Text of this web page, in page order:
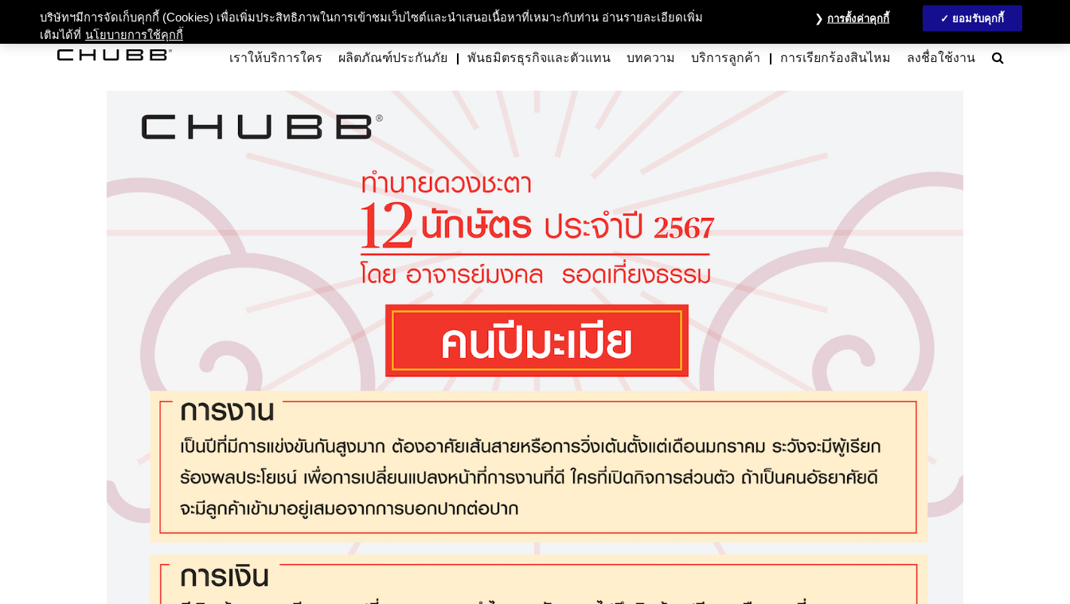
เกี่ยวกับเรา ความรับผิดชอบต่อสังคมและสิ่งแวดล้อม สนใจร่วมงาน ศูนย์สื่อมวลชน MyAccount English
เราให้บริการใคร ผลิตภัณฑ์ประกันภัย พันธมิตรธุรกิจและตัวแทน บทความ บริการลูกค้า การเรียกร้องสินไหม ลงชื่อใช้งาน Search
บริษัทฯมีการจัดเก็บคุกกี้ (Cookies) เพื่อเพิ่มประสิทธิภาพในการเข้าชมเว็บไซต์และนำเสนอเนื้อหาที่เหมาะกับท่าน อ่านรายละเอียดเพิ่ม
เติมได้ที่ นโยบายการใช้คุกกี้
การตั้งค่าคุกกี้ ยอมรับคุกกี้